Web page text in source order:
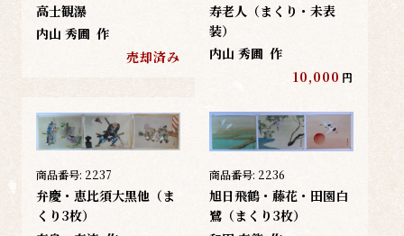
高士観瀑
内山 秀圃 作
売却済み
寿老人（まくり・未表
装）
内山 秀圃 作
10,000 円
商品番号: 2237
弁慶・恵比須大黒他（ま
くり3枚）
商品番号: 2236
旭日飛鶴・藤花・田園白
鷺（まくり3枚）